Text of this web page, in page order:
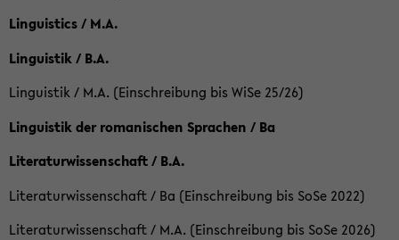
Linguistics / M.A.
Linguistik / B.A.
Linguistik / M.A. (Einschreibung bis WiSe 25/26)
Linguistik der romanischen Sprachen / Ba
Literaturwissenschaft / B.A.
Literaturwissenschaft / Ba (Einschreibung bis SoSe 2022)
Literaturwissenschaft / M.A. (Einschreibung bis SoSe 2026)